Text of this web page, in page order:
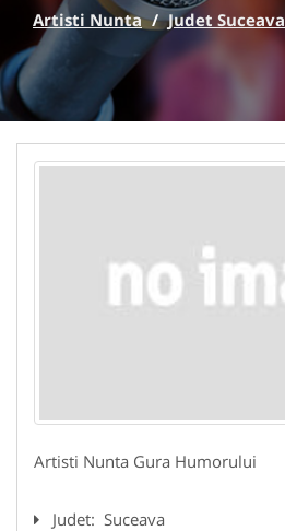
Artisti Nunta / Judet Suceava
Artisti Nunta Gura Humorului
Judet: Suceava